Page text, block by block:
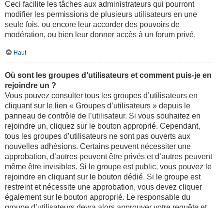
Ceci facilite les tâches aux administrateurs qui pourront
modifier les permissions de plusieurs utilisateurs en une
seule fois, ou encore leur accorder des pouvoirs de
modération, ou bien leur donner accès à un forum privé.
Haut
Où sont les groupes d’utilisateurs et comment puis-je en
rejoindre un ?
Vous pouvez consulter tous les groupes d’utilisateurs en
cliquant sur le lien « Groupes d’utilisateurs » depuis le
panneau de contrôle de l’utilisateur. Si vous souhaitez en
rejoindre un, cliquez sur le bouton approprié. Cependant,
tous les groupes d’utilisateurs ne sont pas ouverts aux
nouvelles adhésions. Certains peuvent nécessiter une
approbation, d’autres peuvent être privés et d’autres peuvent
même être invisibles. Si le groupe est public, vous pouvez le
rejoindre en cliquant sur le bouton dédié. Si le groupe est
restreint et nécessite une approbation, vous devez cliquer
également sur le bouton approprié. Le responsable du